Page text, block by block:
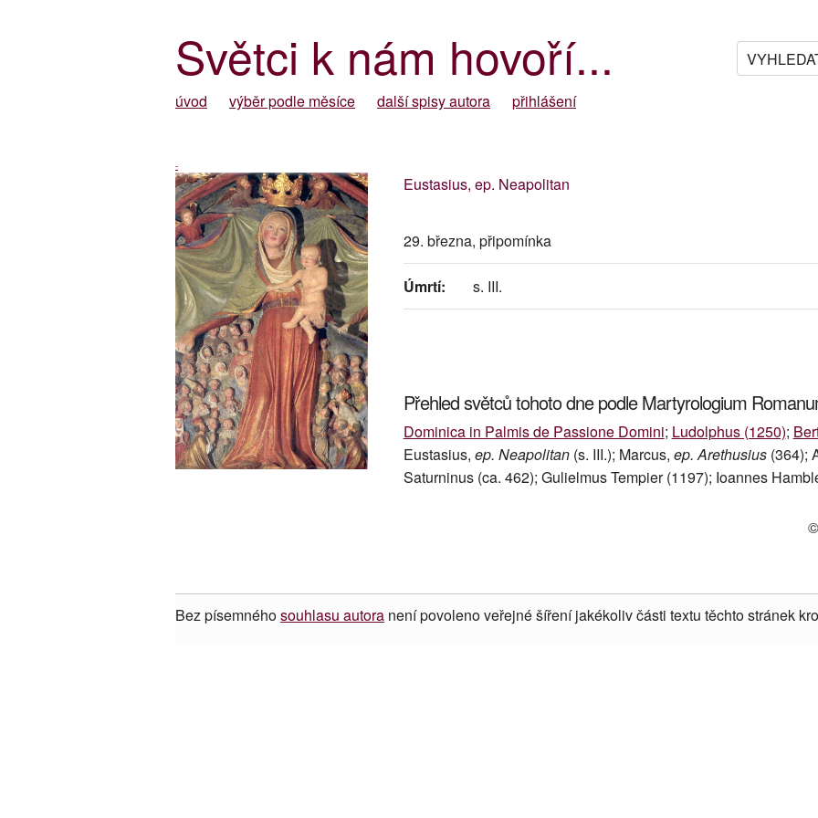
Světci k nám hovoří...
úvod výběr podle měsíce další spisy autora přihlášení
-
Eustasius, ep. Neapolitan
29. března, připomínka
Úmrtí: s. III.
Přehled světců tohoto dne podle Martyrologium
Dominica in Palmis de Passione Domini; Ludolphus (1250);
Eustasius, ep. Neapolitan(s. III.); Marcus, ep. Arethusius(364);
Saturninus (ca. 462); Gulielmus Tempier (1197); Ioannes
Bez písemnéhosouhlasu autora není povoleno veřejné šíření jakékoliv části textu těchto stránek